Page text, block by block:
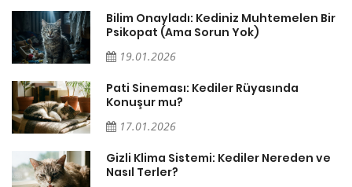
Bilim Onayladı: Kediniz Muhtemelen Bir
Psikopat (Ama Sorun Yok)
19.01.2026
Pati Sineması: Kediler Rüyasında
Konuşur mu?
17.01.2026
Gizli Klima Sistemi: Kediler Nereden ve
Nasıl Terler?